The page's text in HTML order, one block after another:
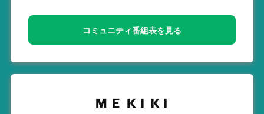
コミュニティ番組表を見る